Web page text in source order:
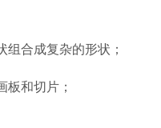
合成复杂的形状；
和切片；